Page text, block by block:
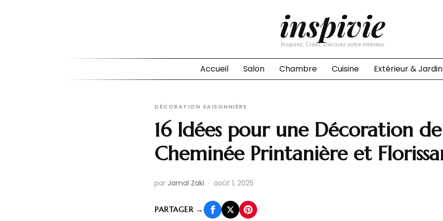
inspivie
Inspirez, Créez, Décorez votre intérieur
Accueil Salon Chambre Cuisine Extérieur & Jardin
DÉCORATION SAISONNIÈRE
16 Idées pour une Décoration de
Cheminée Printanière et
par Jamal Zaki · août 1, 2025
PARTAGER →